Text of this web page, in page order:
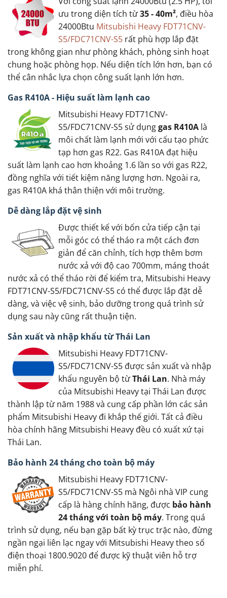
ưu trong diện tích từ35 - 40m², điều hòa
24000Btu Mitsubishi Heavy FDT71CNV-
S5/FDC71CNV-S5 rất phù hợp lắp đặt
trong không gian như phòng khách, phòng sinh hoạt
chung hoặc phòng họp. Nếu diện tích lớn hơn, bạn có
thể cân nhắc lựa chọn công suất lạnh lớn hơn.
Gas R410A - Hiệu suất làm lạnh cao
Mitsubishi Heavy FDT71CNV-
S5/FDC71CNV-S5 sử dụnggas R410A là
môi chất làm lạnh mới với cấu tạo phức
tạp hơn gas R22. Gas R410A đạt hiệu
suất làm lạnh cao hơn khoảng 1.6 lần so với gas R22,
đồng nghĩa với tiết kiệm năng lượng hơn. Ngoài ra,
gas R410A khá thân thiện với môi trường.
Dễ dàng lắp đặt vệ sinh
Được thiết kế với bốn cửa tiếp cận tại
mỗi góc có thể tháo ra một cách đơn
giản để căn chỉnh, tích hợp thêm bơm
nước xả với độ cao 700mm, máng thoát
nước xả có thể tháo rời để kiểm tra, Mitsubishi Heavy
FDT71CNV-S5/FDC71CNV-S5 có thể được lắp đặt dễ
dàng, và việc vệ sinh, bảo dưỡng trong quá trình sử
dụng sau này cũng rất thuận tiện.
Sản xuất và nhập khẩu từ Thái Lan
Mitsubishi Heavy FDT71CNV-
S5/FDC71CNV-S5 được sản xuất và nhập
khẩu nguyên bộ từThái Lan. Nhà máy
của Mitsubishi Heavy tại Thái Lan được
thành lập từ năm 1988 và cung cấp phần lớn các sản
phẩm Mitsubishi Heavy đi khắp thế giới. Tất cả điều
hòa chính hãng Mitsubishi Heavy đều có xuất xứ tại
Thái Lan.
Bảo hành 24 tháng cho toàn bộ máy
Mitsubishi Heavy FDT71CNV-
S5/FDC71CNV-S5 mà Ngôi nhà VIP cung
cấp là hàng chính hãng, được bảo hành
24 tháng với toàn bộ máy. Trong quá
trình sử dụng, nếu bạn gặp bất kỳ trục trặc nào, đừng
ngần ngại liên lạc ngay với Mitsubishi Heavy theo số
điện thoại 1800.9020 để được kỹ thuật viên hỗ trợ
miễn phí.